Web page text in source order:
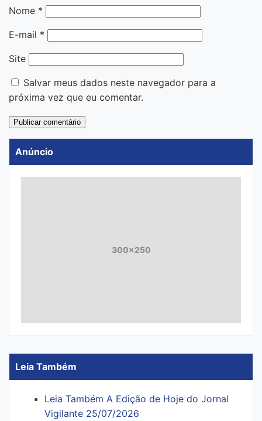
Nome *
E-mail *
Site
Salvar meus dados neste navegador para a
próxima vez que eu comentar.
Anúncio
300x250
Leia Também
Leia Também A Edição de Hoje do Jornal
Vigilante 25/07/2026